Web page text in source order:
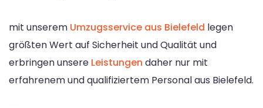
mit unserem Umzugsservice aus Bielefeld legen
größten Wert auf Sicherheit und Qualität und
erbringen unsere Leistungen daher nur mit
erfahrenem und qualifiziertem Personal aus Bielefeld.